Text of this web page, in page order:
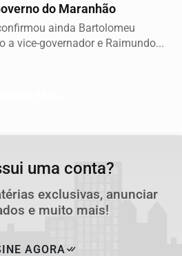
do Maranhão
ainda Bartolomeu
a vice-governador e Raimundo...
uma conta?
exclusivas, anunciar
e muito mais!
AGORA